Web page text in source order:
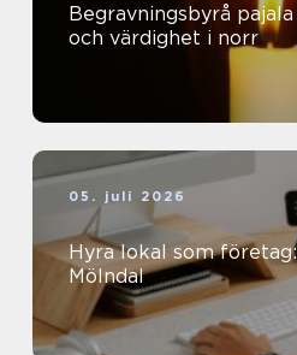
Begravningsbyrå pajala stöd, trygghet
och värdighet i norr
05. juli 2026
Hyra lokal som
Mölndal